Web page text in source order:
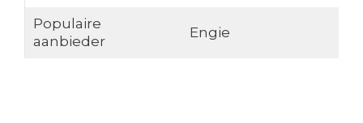
Populaire
aanbieder
Engie